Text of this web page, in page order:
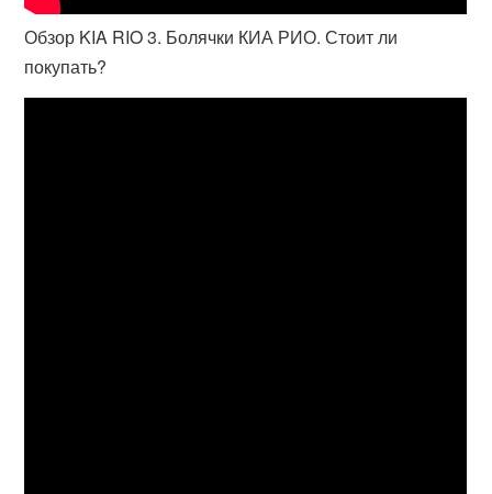
Обзор KIA RIO 3. Болячки КИА РИО. Стоит ли
покупать?